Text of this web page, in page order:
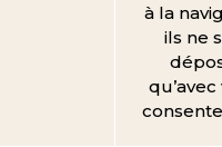
à la
ils ne